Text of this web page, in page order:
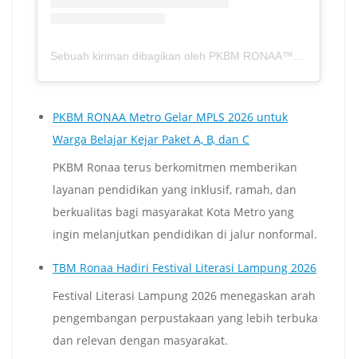
PKBM RONAA Metro Gelar MPLS 2026 untuk
Warga Belajar Kejar Paket A, B, dan C
PKBM Ronaa terus berkomitmen memberikan
layanan pendidikan yang inklusif, ramah, dan
berkualitas bagi masyarakat Kota Metro yang
ingin melanjutkan pendidikan di jalur nonformal.
TBM Ronaa Hadiri Festival Literasi Lampung 2026
Festival Literasi Lampung 2026 menegaskan arah
pengembangan perpustakaan yang lebih terbuka
dan relevan dengan masyarakat.